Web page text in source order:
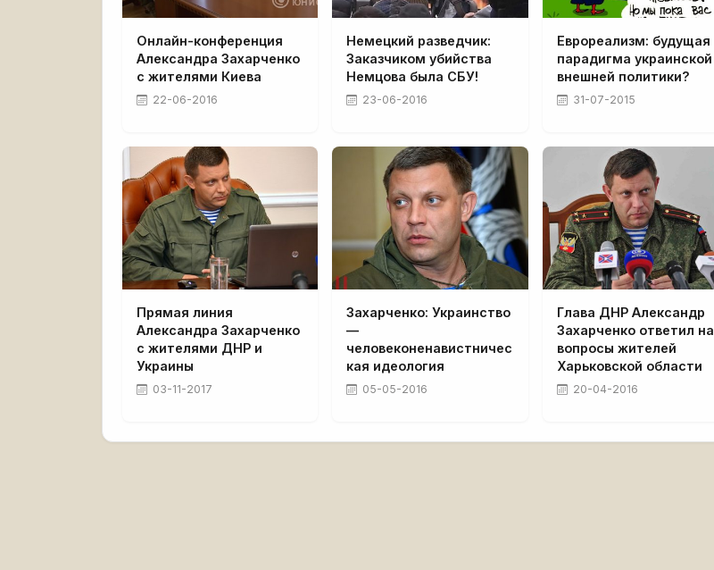
Онлайн-конференция
Александра Захарченко
с жителями Киева
22-06-2016
Немецкий разведчик:
Заказчиком убийства
Немцова была СБУ!
23-06-2016
Еврореализм: будущая
парадигма украинской
внешней политики?
31-07-2015
Прямая линия
Александра Захарченко
с жителями ДНР и
Украины
03-11-2017
Захарченко: Украинство
—
человеконенавистничес
кая идеология
05-05-2016
Глава ДНР Александр
Захарченко ответил на
вопросы жителей
Харьковской области
20-04-2016